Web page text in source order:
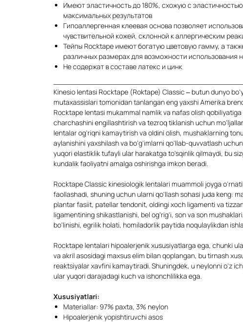
Имеют эластичность до 180%, схожую с
максимальных результатов
Гипоаллергенная клеевая основа позволяет
чувствительной кожей, склонной к аллергическим
Тейпы Rocktape имеют богатую цветовую гамму, а
различных размерах для возможности использования
Не содержат в составе латекс и цинк
Kinesio lentasi Rocktape (Roktape) Classic – butun dunyo
mutaxassislari tomonidan tanlangan eng yaxshi Amerika
Rocktape lentasi mukammal namlik va nafas olish
charchashini engillashtirish va tezroq tiklanish uchun
lentalar og'riqni kamaytirish va oldini olish, mushaklarning
aylanishini yaxshilash va bo'g'imlarni qo'llab-quvvatlash
yuqori elastiklik tufayli ular harakatga to'sqinlik qilmaydi, bu
kundalik faoliyatni amalga oshirishga imkon beradi.
Rocktape Classic kinesiologik lentalari muammoli joyga
faollashadi, shuning uchun ularni qo'llash sohasi juda keng:
plantar fasiit, patellar tendonit, oldingi xoch ligamenti va
ligamentining shikastlanishi, bel og'rig'i, son va son
bo'linishi, egrilik holati, homiladorlik paytida noqulaylikdan
Rocktape lentalari hipoalerjenik xususiyatlarga ega, chunki
va akril asosidagi maxsus elim bilan qoplangan, bu tirnash
reaktsiyalar xavfini kamaytiradi. Shuningdek, u neylonni o'z
ular yuqori darajadagi kuch va ishonchlilikka ega.
Xususiyatlari:
Materiallar: 97% paxta, 3% neylon
Hipoalerjenik yopishtiruvchi asos